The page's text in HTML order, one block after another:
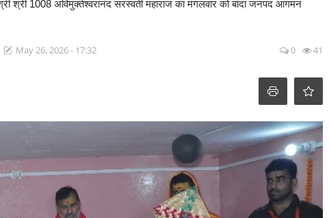
श्री 1008 अविमुक्तेश्वरानंद सरस्वती महाराज का मंगलवार को बांदा जनपद आगमन
May 26, 2026 - 17:32 0 41